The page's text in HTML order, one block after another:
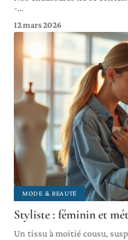
-…
12 mars 2026
MODE & BEAUTÉ
Styliste : féminin et
Un tissu à moitié cousu,